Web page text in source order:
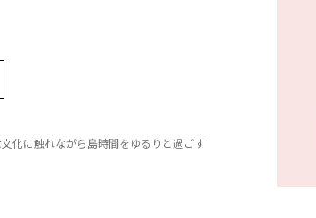
化に触れながら島時間をゆるりと過ごす